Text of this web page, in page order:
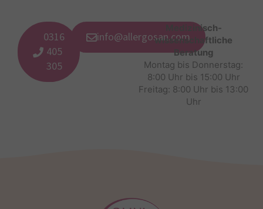
0316
405
305
info@allergosan.com
Medizinisch-
wissenschaftliche
Beratung
Montag bis Donnerstag:
8:00 Uhr bis 15:00 Uhr
Freitag: 8:00 Uhr bis 13:00
Uhr